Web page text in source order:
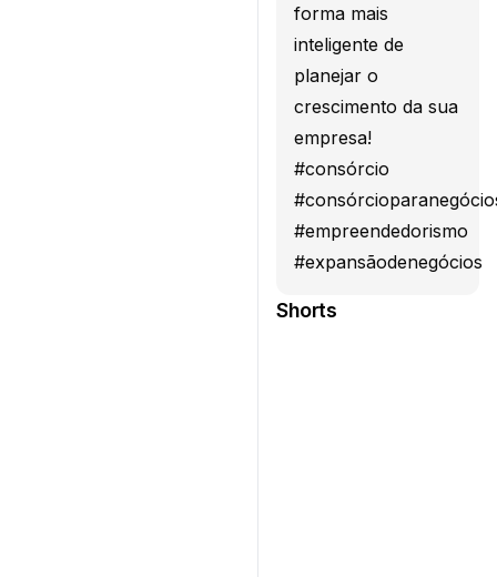
forma mais
inteligente de
planejar o
crescimento da sua
empresa!
#consórcio
#empreendedorismo
#expansãodenegócios
Shorts